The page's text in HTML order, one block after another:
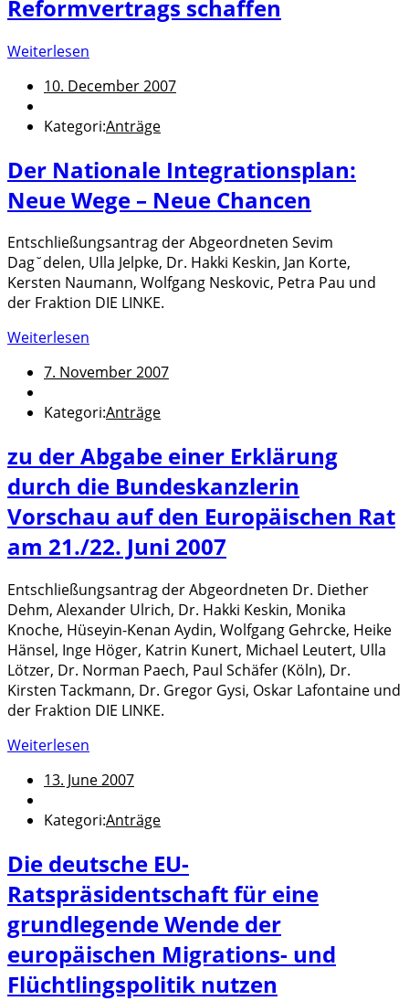
Reformvertrags schaffen
Weiterlesen
10. December 2007
Kategori:Anträge
Der Nationale Integrationsplan:
Neue Wege – Neue Chancen
Entschließungsantrag der Abgeordneten Sevim
Dag˘delen, Ulla Jelpke, Dr. Hakki Keskin, Jan Korte,
Kersten Naumann, Wolfgang Neskovic, Petra Pau und
der Fraktion DIE LINKE.
Weiterlesen
7. November 2007
Kategori:Anträge
zu der Abgabe einer Erklärung
durch die Bundeskanzlerin
Vorschau auf den Europäischen Rat
am 21./22. Juni 2007
Entschließungsantrag der Abgeordneten Dr. Diether
Dehm, Alexander Ulrich, Dr. Hakki Keskin, Monika
Knoche, Hüseyin-Kenan Aydin, Wolfgang Gehrcke, Heike
Hänsel, Inge Höger, Katrin Kunert, Michael Leutert, Ulla
Lötzer, Dr. Norman Paech, Paul Schäfer (Köln), Dr.
Kirsten Tackmann, Dr. Gregor Gysi, Oskar Lafontaine und
der Fraktion DIE LINKE.
Weiterlesen
13. June 2007
Kategori:Anträge
Die deutsche EU-
Ratspräsidentschaft für eine
grundlegende Wende der
europäischen Migrations- und
Flüchtlingspolitik nutzen